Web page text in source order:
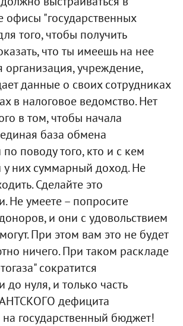
офисы "государственных
того, чтобы получить
что ты имеешь на нее
организация, учреждение,
данные о своих сотрудниках
в налоговое ведомство. Нет
в том, чтобы начала
база обмена
поводу того, кто и с кем
у них суммарный доход. Не
Сделайте это
Не умеете – попросите
и они с удовольствием
При этом вам это не будет
ничего. При таком раскладе
сократится
до нуля, и только часть
дефицита
государственный бюджет!